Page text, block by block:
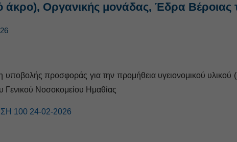
άκρο), Οργανικής μονάδας, Έδρα Βέροιας
υποβολής προσφοράς για την προμήθεια υγειονομικού
Γενικού Νοσοκομείου Ημαθίας
100 24-02-2026